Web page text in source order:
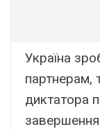
Україна
партнерам,
диктатора